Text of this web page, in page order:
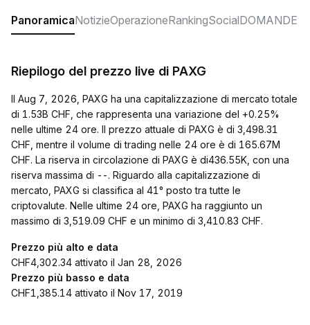
PanoramicaNotizieOperazioneRankingSocialDOMANDE
Riepilogo del prezzo live di PAXG
Il Aug 7, 2026, PAXG ha una capitalizzazione di mercato totale
di 1.53B CHF, che rappresenta una variazione del +0.25%
nelle ultime 24 ore. Il prezzo attuale di PAXG è di 3,498.31
CHF, mentre il volume di trading nelle 24 ore è di 165.67M
CHF. La riserva in circolazione di PAXG è di436.55K, con una
riserva massima di --. Riguardo alla capitalizzazione di
mercato, PAXG si classifica al 41° posto tra tutte le
criptovalute. Nelle ultime 24 ore, PAXG ha raggiunto un
massimo di 3,519.09 CHF e un minimo di 3,410.83 CHF.
Prezzo più alto e data
CHF4,302.34 attivato il Jan 28, 2026
Prezzo più basso e data
CHF1,385.14 attivato il Nov 17, 2019